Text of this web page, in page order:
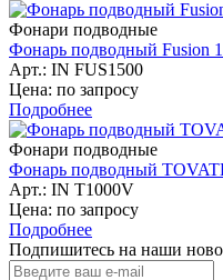
Фонари подводные
Фонарь подводный Fusion
Арт.: IN FUS1500
Цена: по запросу
Подробнее
Фонари подводные
Фонарь подводный
Арт.: IN T1000V
Цена: по запросу
Подробнее
Подпишитесь на наши